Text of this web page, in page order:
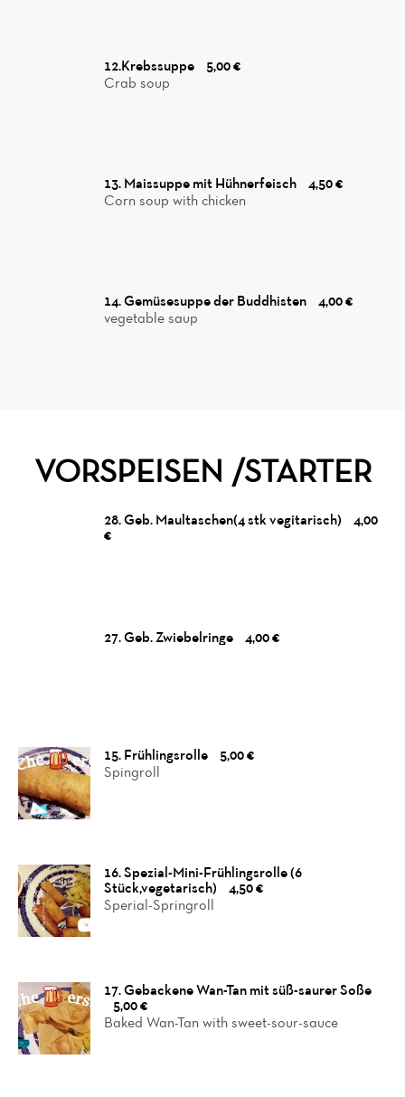
12.Krebssuppe
5,00 €
Crab soup
13. Maissuppe mit Hühnerfeisch
4,50 €
Corn soup with chicken
14. Gemüsesuppe der Buddhisten
4,00 €
vegetable saup
VORSPEISEN /STARTER
28. Geb. Maultaschen(4 stk vegitarisch)
4,00
€
27. Geb. Zwiebelringe 4,00 €
15. Frühlingsrolle
5,00 €
Spingroll
16. Spezial-Mini-Frühlingsrolle (6
Stück,vegetarisch)
4,50 €
Sperial-Springroll
17. Gebackene Wan-Tan mit süß-saurer Soße
5,00 €
Baked Wan-Tan with sweet-sour-sauce